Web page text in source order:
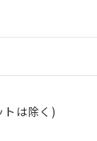
は除く)
で、過去に遡
対応では、対
りました。
ことから、